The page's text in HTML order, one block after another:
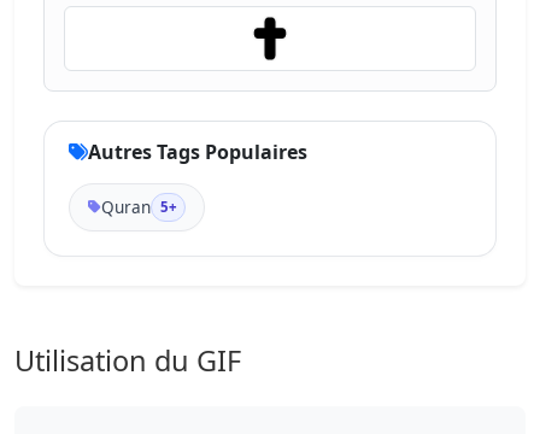
Autres Tags Populaires
Quran 5+
Utilisation du GIF